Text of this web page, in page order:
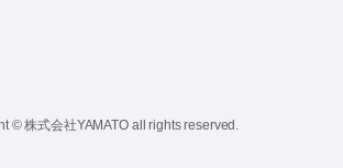
© 株式会社YAMATO all rights reserved.